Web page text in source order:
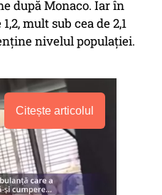
după Monaco. Iar în
mult sub cea de 2,1
nivelul populaţiei.
Citește articolul